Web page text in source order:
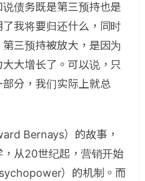
债务既是第三预持也是
我将要归还什么，同时
三预持被放大，是因为
大增长了。可以说，只
分，我们实际上就总
Bernays）的故事，
从20世纪起，营销开始
）的机制。而